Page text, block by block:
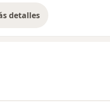
detalles
la experiencia